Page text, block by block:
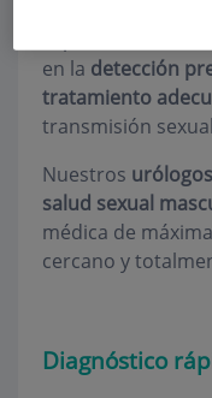
en la detección
tratamiento
transmisión
Nuestros
salud sexual
médica de
cercano y
Diagnóstico